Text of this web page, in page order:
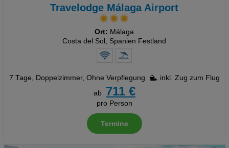
Travelodge Málaga Airport
Ort: Málaga
Costa del Sol, Spanien Festland
7 Tage, Doppelzimmer, Ohne Verpflegung
inkl. Zug zum Flug
ab
711 €
pro Person
Termine